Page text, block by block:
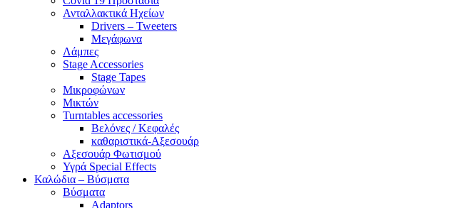
Ανταλλακτικά Ηχείων
Drivers – Tweeters
Μεγάφωνα
Λάμπες
Stage Accessories
Stage Tapes
Μικροφώνων
Μικτών
Turntables accessories
Βελόνες / Κεφαλές
καθαριστικά-Αξεσουάρ
Αξεσουάρ Φωτισμού
Υγρά Special Effects
Καλώδια – Βύσματα
Βύσματα
Adaptors